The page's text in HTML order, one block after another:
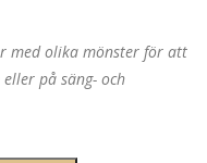
med olika mönster för att
på säng- och